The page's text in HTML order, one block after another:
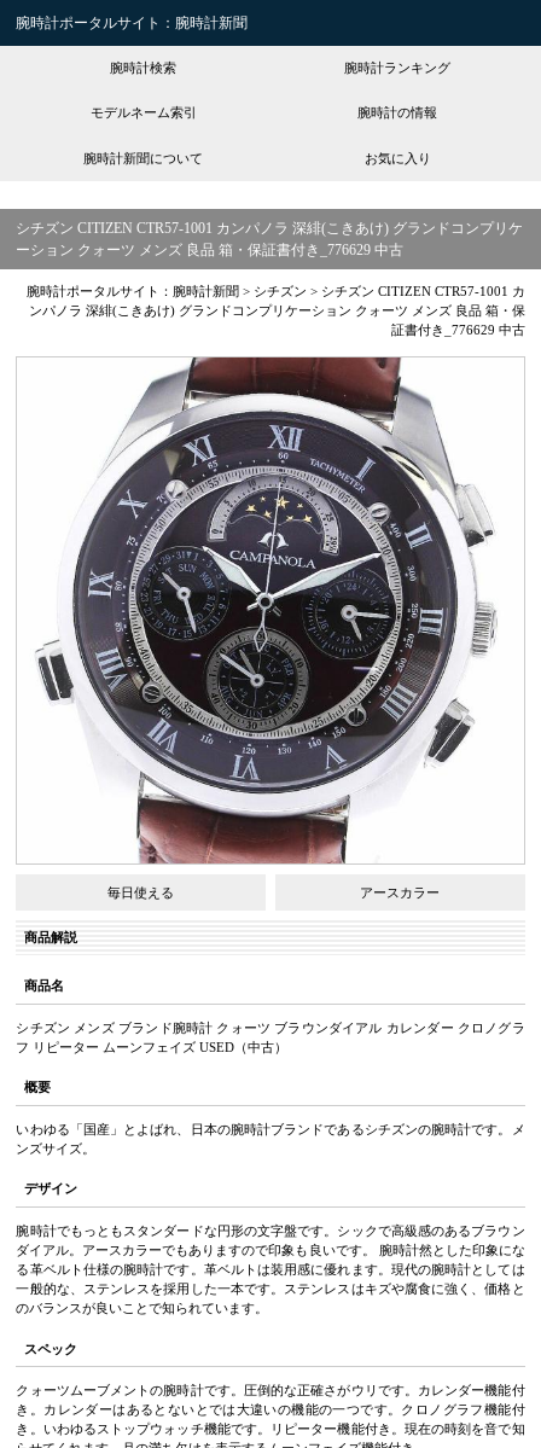
腕時計ポータルサイト：腕時計新聞
腕時計検索 腕時計ランキング
モデルネーム索引 腕時計の情報
腕時計新聞について お気に入り
シチズン CITIZEN CTR57-1001 カンパノラ 深緋(こきあけ) グランドコンプリケ
ーション クォーツ メンズ 良品 箱・保証書付き_776629 中古
腕時計ポータルサイト：腕時計新聞 > シチズン > シチズン CITIZEN CTR57-1001 カ
ンパノラ 深緋(こきあけ) グランドコンプリケーション クォーツ メンズ 良品 箱・保
証書付き_776629 中古
毎日使える アースカラー
商品解説
商品名
シチズン メンズ ブランド腕時計 クォーツ ブラウンダイアル カレンダー クロノグラ
フ リピーター ムーンフェイズ USED（中古）
概要
いわゆる「国産」とよばれ、日本の腕時計ブランドであるシチズンの腕時計です。メ
ンズサイズ。
デザイン
腕時計でもっともスタンダードな円形の文字盤です。シックで高級感のあるブラウン
ダイアル。アースカラーでもありますので印象も良いです。 腕時計然とした印象にな
る革ベルト仕様の腕時計です。革ベルトは装用感に優れます。現代の腕時計としては
一般的な、ステンレスを採用した一本です。ステンレスはキズや腐食に強く、価格と
のバランスが良いことで知られています。
スペック
クォーツムーブメントの腕時計です。圧倒的な正確さがウリです。カレンダー機能付
き。カレンダーはあるとないとでは大違いの機能の一つです。クロノグラフ機能付
き。いわゆるストップウォッチ機能です。リピーター機能付き。現在の時刻を音で知